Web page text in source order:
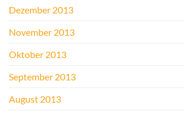
Dezember 2013
November 2013
Oktober 2013
September 2013
August 2013